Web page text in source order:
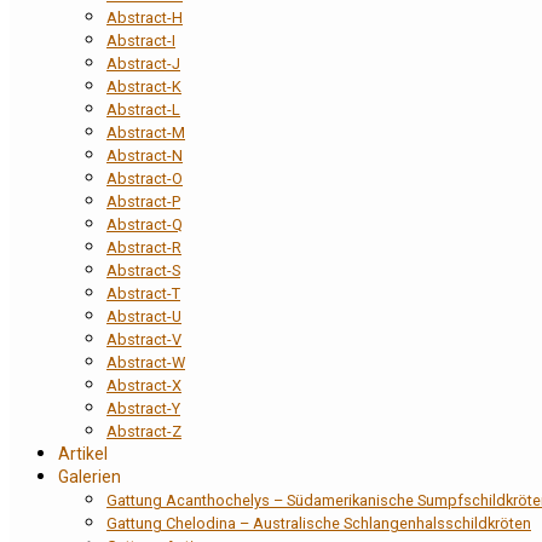
Abstract-H
Abstract-I
Abstract-J
Abstract-K
Abstract-L
Abstract-M
Abstract-N
Abstract-O
Abstract-P
Abstract-Q
Abstract-R
Abstract-S
Abstract-T
Abstract-U
Abstract-V
Abstract-W
Abstract-X
Abstract-Y
Abstract-Z
Artikel
Galerien
Gattung Acanthochelys – Südamerikanische
Gattung Chelodina – Australische Schlangenhalsschildkröten